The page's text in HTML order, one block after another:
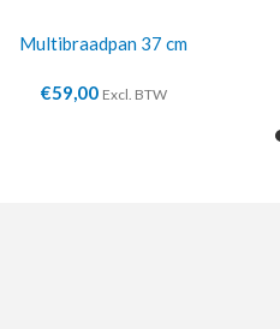
Multibraadpan 37 cm
€59,00 Excl. BTW